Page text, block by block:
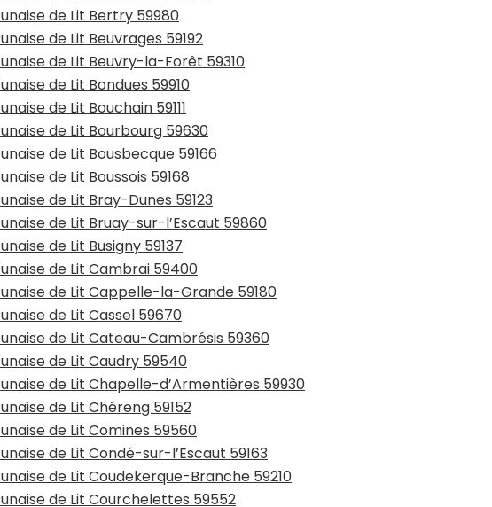
de Lit Bertry 59980
de Lit Beuvrages 59192
de Lit Beuvry-la-Forêt 59310
de Lit Bondues 59910
de Lit Bouchain 59111
de Lit Bourbourg 59630
de Lit Bousbecque 59166
de Lit Boussois 59168
de Lit Bray-Dunes 59123
de Lit Bruay-sur-l’Escaut 59860
de Lit Busigny 59137
de Lit Cambrai 59400
de Lit Cappelle-la-Grande 59180
de Lit Cassel 59670
de Lit Cateau-Cambrésis 59360
de Lit Caudry 59540
de Lit Chapelle-d’Armentières 59930
de Lit Chéreng 59152
de Lit Comines 59560
de Lit Condé-sur-l’Escaut 59163
de Lit Coudekerque-Branche 59210
de Lit Courchelettes 59552